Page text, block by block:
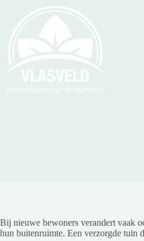
inhoud
Bij nieuwe bewoners verandert vaak
hun buitenruimte. Een verzorgde tuin